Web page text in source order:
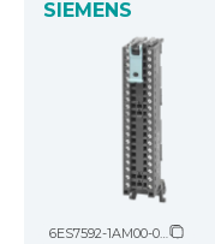
SIEMENS
6ES7592-1AM00-0XB0